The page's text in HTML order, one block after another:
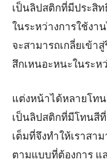
เป็นลิปสติกที่มีประสิ
ในระหว่างการใช้งา
จะสามารถเกลี่ยเข้า
สึกเหนอะหนะในระห
แต่งหน้าได้หลายโท
เป็นลิปสติกที่มีโทนสี
เต็มที่จึงทำให้เราสา
ตามแบบที่ต้องการ แ